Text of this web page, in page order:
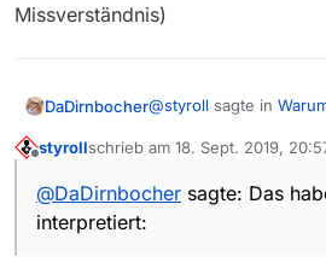
Missverständnis)
DaDirnbocher@styroll sagte in
diesbezüglich etwas
styrollschrieb am 18. Sept. 2019,
zuletzt editiert von styroll
@DaDirnbocher sagte: Das
interpretiert: